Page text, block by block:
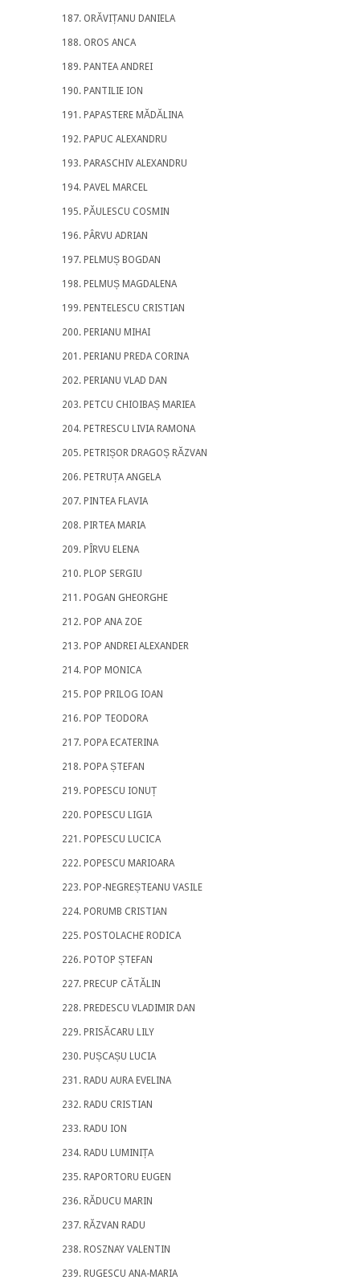
ORĂVIȚANU DANIELA
OROS ANCA
PANTEA ANDREI
PANTILIE ION
PAPASTERE MĂDĂLINA
PAPUC ALEXANDRU
PARASCHIV ALEXANDRU
PAVEL MARCEL
PĂULESCU COSMIN
PÂRVU ADRIAN
PELMUȘ BOGDAN
PELMUȘ MAGDALENA
PENTELESCU CRISTIAN
PERIANU MIHAI
PERIANU PREDA CORINA
PERIANU VLAD DAN
PETCU CHIOIBAȘ MARIEA
PETRESCU LIVIA RAMONA
PETRIȘOR DRAGOȘ RĂZVAN
PETRUȚA ANGELA
PINTEA FLAVIA
PIRTEA MARIA
PÎRVU ELENA
PLOP SERGIU
POGAN GHEORGHE
POP ANA ZOE
POP ANDREI ALEXANDER
POP MONICA
POP PRILOG IOAN
POP TEODORA
POPA ECATERINA
POPA ȘTEFAN
POPESCU IONUȚ
POPESCU LIGIA
POPESCU LUCICA
POPESCU MARIOARA
POP-NEGREȘTEANU VASILE
PORUMB CRISTIAN
POSTOLACHE RODICA
POTOP ȘTEFAN
PRECUP CĂTĂLIN
PREDESCU VLADIMIR DAN
PRISĂCARU LILY
PUȘCAȘU LUCIA
RADU AURA EVELINA
RADU CRISTIAN
RADU ION
RADU LUMINIȚA
RAPORTORU EUGEN
RĂDUCU MARIN
RĂZVAN RADU
ROSZNAY VALENTIN
RUGESCU ANA-MARIA